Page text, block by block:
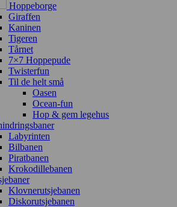
Hoppeborge
Giraffen
Kaninen
Tigeren
Tårnet
7×7 Hoppepude
Twisterfun
Til de helt små
Oasen
Ocean-fun
Hop & gem legehus
Labyrinten
Bilbanen
Piratbanen
Krokodillebanen
Klovnerutsjebanen
Diskorutsjebanen